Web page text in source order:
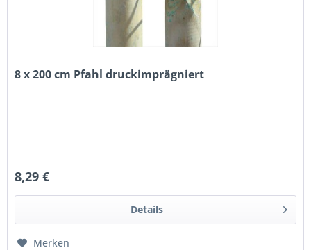
8 x 200 cm Pfahl druckimprägniert
8,29 €
Details
Merken